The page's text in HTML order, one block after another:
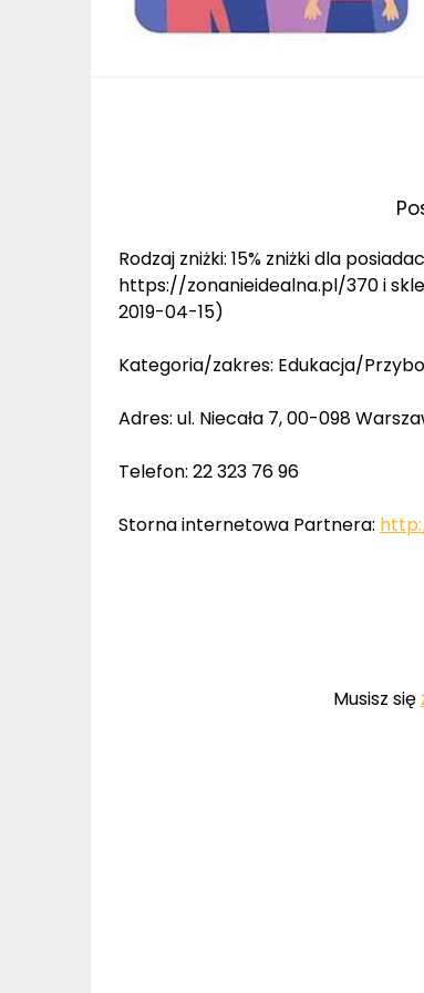
Rodzaj zniżki: 15% zniżki dla
https://zonanieidealna.pl/370 i
2019-04-15)
Kategoria/zakres: Edukacja/
Adres: ul. Niecała 7, 00-098
Telefon: 22 323 76 96
Storna internetowa Partnera:
Musisz się